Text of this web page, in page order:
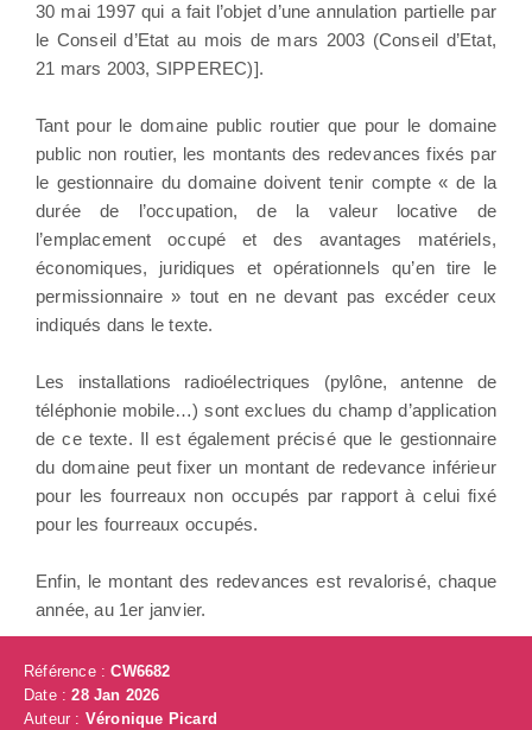
30 mai 1997 qui a fait l’objet d’une annulation partielle par
le Conseil d’Etat au mois de mars 2003 (Conseil d’Etat,
21 mars 2003, SIPPEREC)].
Tant pour le domaine public routier que pour le domaine
public non routier, les montants des redevances fixés par
le gestionnaire du domaine doivent tenir compte « de la
durée de l’occupation, de la valeur locative de
l’emplacement occupé et des avantages matériels,
économiques, juridiques et opérationnels qu’en tire le
permissionnaire » tout en ne devant pas excéder ceux
indiqués dans le texte.
Les installations radioélectriques (pylône, antenne de
téléphonie mobile…) sont exclues du champ d’application
de ce texte. Il est également précisé que le gestionnaire
du domaine peut fixer un montant de redevance inférieur
pour les fourreaux non occupés par rapport à celui fixé
pour les fourreaux occupés.
Enfin, le montant des redevances est revalorisé, chaque
année, au 1er janvier.
Référence :CW6682
Date :28 Jan 2026
Auteur : Véronique Picard